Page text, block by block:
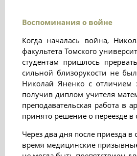
Воспоминания о войне
Когда началась война,
факультета Томского
студентам пришлось
сильной близорукости не
Николай Яненко с отличием
получив диплом учителя
преподавательская работа в
принято решение о переезде в
Через два дня после приезда
время медицинские